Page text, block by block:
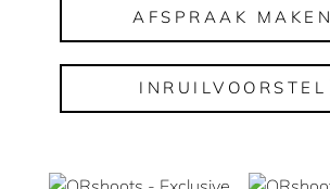
AFSPRAAK MAKEN
INRUILVOORSTEL